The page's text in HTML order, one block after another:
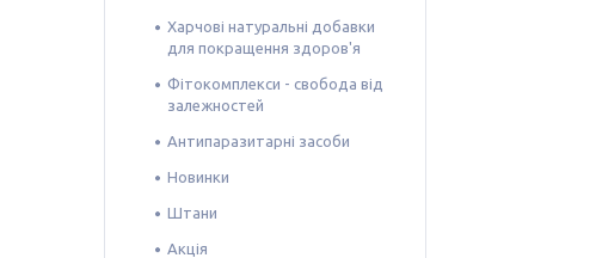
Харчові натуральні добавки
для покращення здоров'я
Фітокомплекси - свобода від
залежностей
Антипаразитарні засоби
Новинки
Штани
Акція